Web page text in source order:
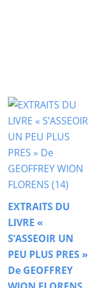
EXTRAITS DU
LIVRE «
S’ASSEOIR UN
PEU PLUS PRES »
De GEOFFREY